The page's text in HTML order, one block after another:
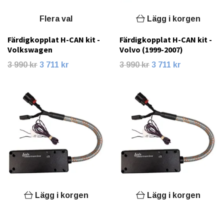
Flera val
Färdigkopplat H-CAN kit -
Volkswagen
3 990 kr 3 711 kr
Lägg i korgen
Färdigkopplat H-CAN kit -
Volvo (1999-2007)
3 990 kr 3 711 kr
Lägg i korgen Lägg i korgen